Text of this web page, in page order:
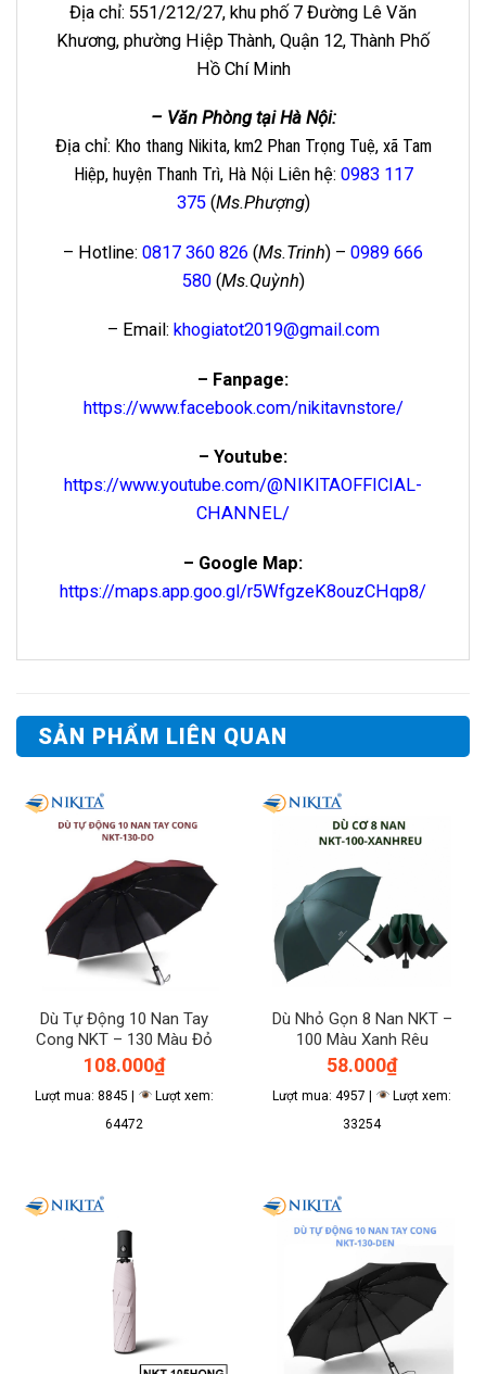
Địa chỉ: 551/212/27, khu phố 7 Đường Lê Văn
Khương, phường Hiệp Thành, Quận 12, Thành Phố
Hồ Chí Minh
– Văn Phòng tại Hà Nội:
Địa chỉ: Kho thang Nikita, km2 Phan Trọng Tuệ, xã Tam
Hiệp, huyện Thanh Trì, Hà Nội Liên hệ: 0983 117
375(Ms.Phượng)
– Hotline: 0817 360 826 (Ms.Trinh) – 0989 666
580(Ms.Quỳnh)
– Email: khogiatot2019@gmail.com
– Fanpage:
https://www.facebook.com/nikitavnstore/
– Youtube:
https://www.youtube.com/@NIKITAOFFICIAL-
CHANNEL/
– Google Map:
https://maps.app.goo.gl/r5WfgzeK8ouzCHqp8/
SẢN PHẨM LIÊN QUAN
Dù Tự Động 10 Nan Tay
Cong NKT – 130 Màu Đỏ
108.000₫
Lượt mua: 8845 |
Lượt xem:
64472
Dù Nhỏ Gọn 8 Nan NKT –
100 Màu Xanh Rêu
58.000₫
Lượt mua: 4957 |
Lượt xem:
33254